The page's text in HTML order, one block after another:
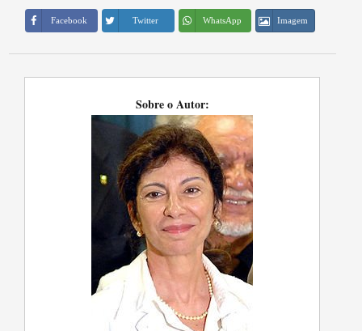
Facebook Twitter WhatsApp Imagem
Sobre o Autor: